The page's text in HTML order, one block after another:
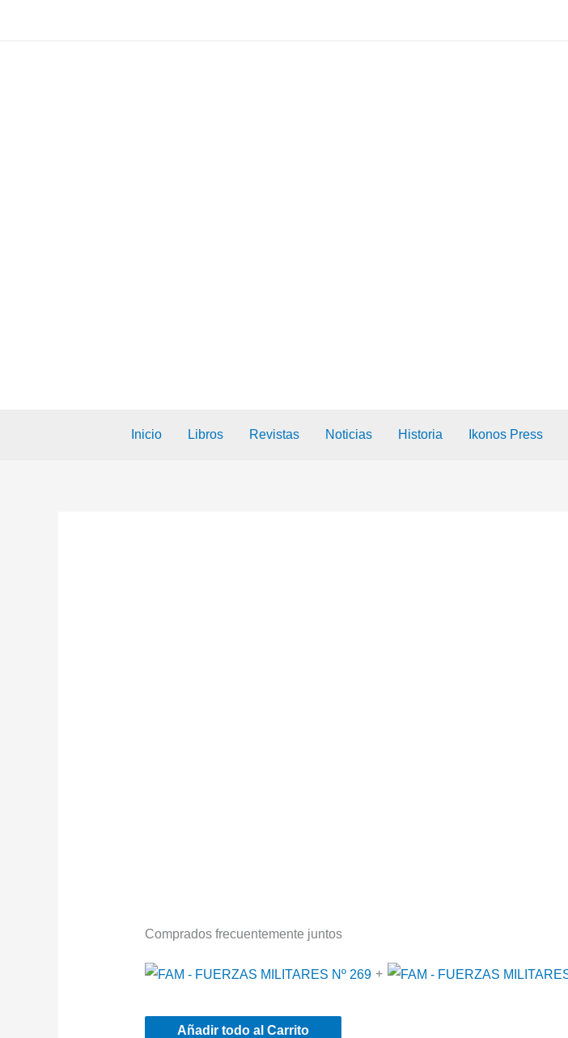
Inicio Libros Revistas Noticias Historia Ikonos Press
Comprados frecuentemente juntos
+
Añadir todo al Carrito